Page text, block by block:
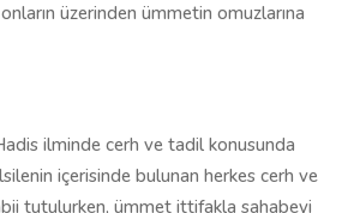
üzerinden ümmetin omuzlarına
ilminde cerh ve tadil konusunda
içerisinde bulunan herkes cerh ve
tutulurken, ümmet ittifakla sahabeyi